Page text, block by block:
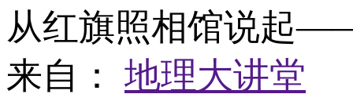
从红旗照相馆说起
来自： 地理大讲堂